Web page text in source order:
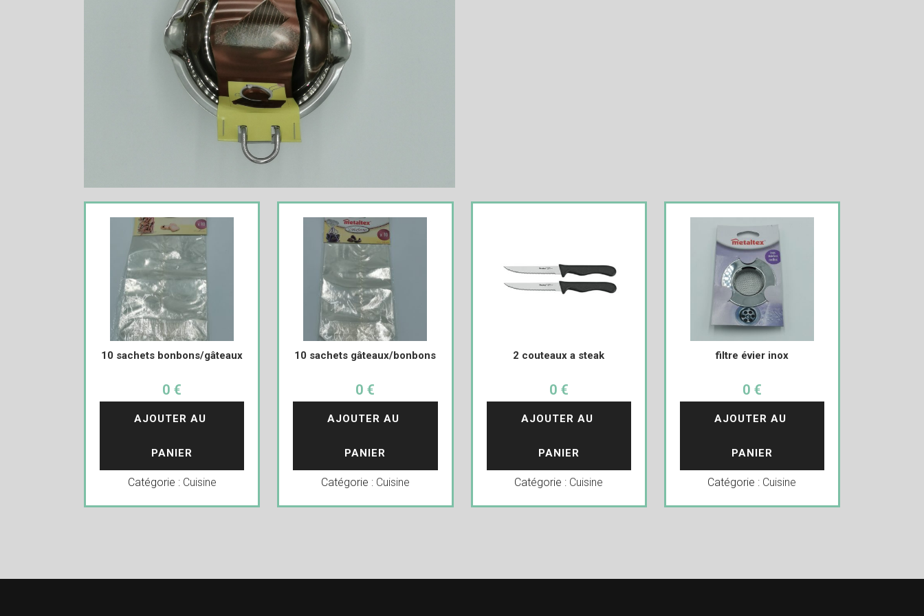
10 sachets bonbons/gâteaux
0 €
AJOUTER AU
PANIER
Catégorie : Cuisine
10 sachets gâteaux/bonbons
0 €
AJOUTER AU
PANIER
Catégorie : Cuisine
2 couteaux a steak
0 €
AJOUTER AU
PANIER
Catégorie : Cuisine
filtre évier inox
0 €
AJOUTER AU
PANIER
Catégorie : Cuisine